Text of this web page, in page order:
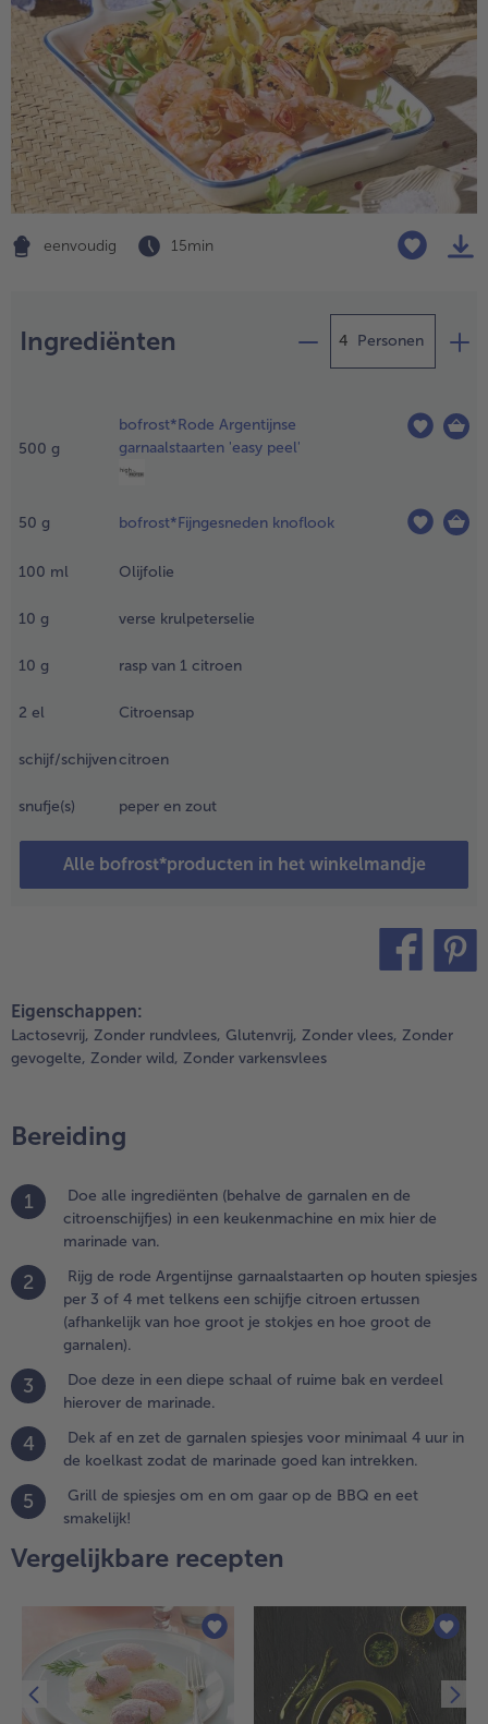
eenvoudig 15 min
Ingrediënten Personen
500 g
bofrost*Rode Argentijnse
garnaalstaarten 'easy peel'
50 g bofrost*Fijngesneden knoflook
100 ml Olijfolie
10 g verse krulpeterselie
10 g rasp van 1 citroen
2 el Citroensap
schijf/schijvencitroen
snufje(s) peper en zout
Alle bofrost*producten in het winkelmandje
en de
van.
houten
4 met
citroen
van
groot je
en hoe
deze
af en
de
de
gaar
Eigenschappen:
Lactosevrij, Zonder rundvlees, Glutenvrij, Zonder vlees, Zonder
gevogelte, Zonder wild, Zonder varkensvlees
Bereiding
1
Doe alle ingrediënten (behalve de garnalen en de
citroenschijfjes) in een keukenmachine en mix hier de
marinade van.
2
Rijg de rode Argentijnse garnaalstaarten op houten spiesjes
per 3 of 4 met telkens een schijfje citroen ertussen
(afhankelijk van hoe groot je stokjes en hoe groot de
garnalen).
3
Doe deze in een diepe schaal of ruime bak en verdeel
hierover de marinade.
4
Dek af en zet de garnalen spiesjes voor minimaal 4 uur in
de koelkast zodat de marinade goed kan intrekken.
5
Grill de spiesjes om en om gaar op de BBQ en eet
smakelijk!
Vergelijkbare recepten